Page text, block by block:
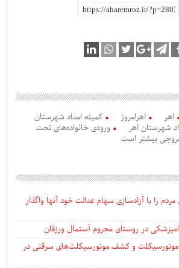
اهر اهرامروز
کمیته امداد شهرستان
شهرستان اهر
ورودی خانواده‌های تحت
بیشتر است
را با آزادسازی سهام عدالت خود آنها واگذار
در روستای محروم آستمال ورزقان
سارق موتورسیکلت و کشف موتورسیکلت‌های سرقتی در